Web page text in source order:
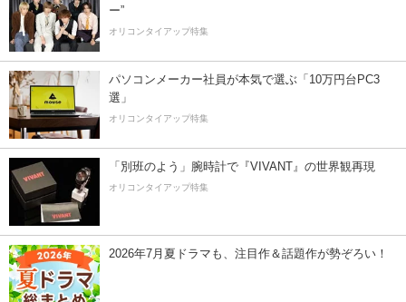
ー”
オリコンタイアップ特集
パソコンメーカー社員が本気で選ぶ「10万円台PC3
選」
オリコンタイアップ特集
「別班のよう」腕時計で『VIVANT』の世界観再現
オリコンタイアップ特集
2026年7月夏ドラマも、注目作＆話題作が勢ぞろい！